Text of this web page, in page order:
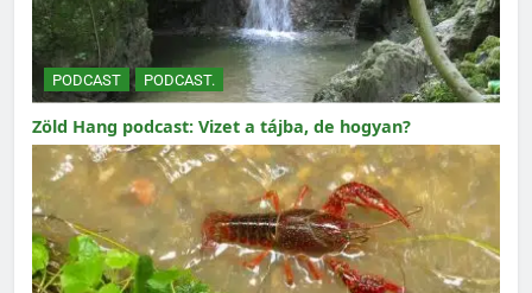
PODCAST PODCAST.
Zöld Hang podcast: Vizet a tájba, de hogyan?